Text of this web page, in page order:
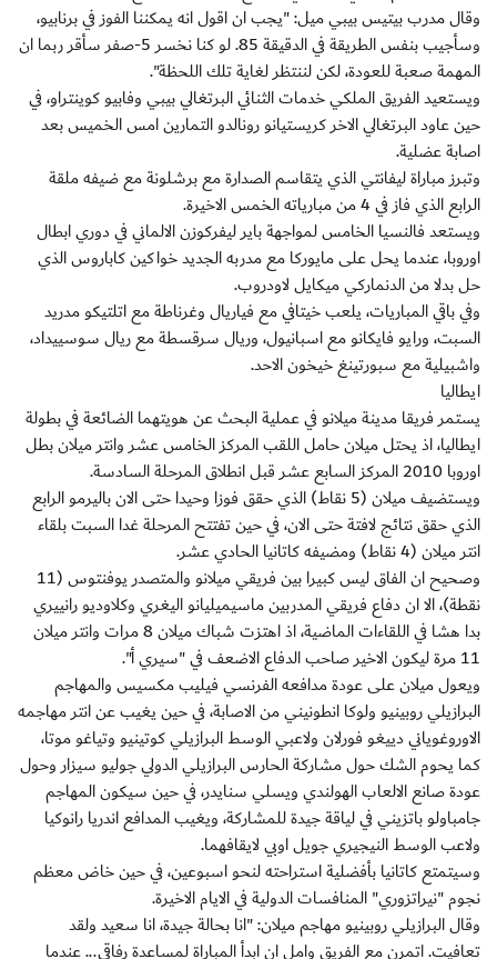
وقال مدرب بيتيس بيبي ميل: "يجب ان اقول انه يمكننا الفوز في برنابيو،
وسأجيب بنفس الطريقة في الدقيقة 85. لو كنا نخسر 5-صفر سأقر ربما ان
المهمة صعبة للعودة، لكن لننتظر لغاية تلك اللحظة".
ويستعيد الفريق الملكي خدمات الثنائي البرتغالي بيبي وفابيو كوينتراو، في
حين عاود البرتغالي الاخر كريستيانو رونالدو التمارين امس الخميس بعد
اصابة عضلية.
وتبرز مباراة ليفانتي الذي يتقاسم الصدارة مع برشلونة مع ضيفه ملقة
الرابع الذي فاز في 4 من مبارياته الخمس الاخيرة.
ويستعد فالنسيا الخامس لمواجهة باير ليفركوزن الالماني في دوري ابطال
اوروبا، عندما يحل على مايوركا مع مدربه الجديد خواكين كاباروس الذي
حل بدلا من الدنماركي ميكايل لاودروب.
وفي باقي المباريات، يلعب خيتافي مع فياريال وغرناطة مع اتلتيكو مدريد
السبت، ورايو فايكانو مع اسبانيول، وريال سرقسطة مع ريال سوسييداد،
واشبيلية مع سبورتينغ خيخون الاحد.
ايطاليا
يستمر فريقا مدينة ميلانو في عملية البحث عن هويتهما الضائعة في بطولة
ايطاليا، اذ يحتل ميلان حامل اللقب المركز الخامس عشر وانتر ميلان بطل
اوروبا 2010 المركز السابع عشر قبل انطلاق المرحلة السادسة.
ويستضيف ميلان (5 نقاط) الذي حقق فوزا وحيدا حتى الان باليرمو الرابع
الذي حقق نتائج لافتة حتى الان، في حين تفتتح المرحلة غدا السبت بلقاء
انتر ميلان (4 نقاط) ومضيفه كاتانيا الحادي عشر.
وصحيح ان الفاق ليس كبيرا بين فريقي ميلانو والمتصدر يوفنتوس (11
نقطة)، الا ان دفاع فريقي المدربين ماسيميليانو اليغري وكلاوديو رانييري
بدا هشا في اللقاءات الماضية، اذ اهتزت شباك ميلان 8 مرات وانتر ميلان
11 مرة ليكون الاخير صاحب الدفاع الاضعف في "سيري أ".
ويعول ميلان على عودة مدافعه الفرنسي فيليب مكسيس والمهاجم
البرازيلي روبينيو ولوكا انطونيني من الاصابة، في حين يغيب عن انتر مهاجمه
الاوروغوياني دييغو فورلان ولاعبي الوسط البرازيلي كوتينيو وتياغو موتا،
كما يحوم الشك حول مشاركة الحارس البرازيلي الدولي جوليو سيزار وحول
عودة صانع الالعاب الهولندي ويسلي سنايدر، في حين سيكون المهاجم
جامباولو باتزيني في لياقة جيدة للمشاركة، ويغيب المدافع اندريا رانوكيا
ولاعب الوسط النيجيري جويل اوبي لايقافهما.
وسيتمتع كاتانيا بأفضلية استراحته لنحو اسبوعين، في حين خاض معظم
نجوم "نيراتزوري" المنافسات الدولية في الايام الاخيرة.
وقال البرازيلي روبينيو مهاجم ميلان: "انا بحالة جيدة، انا سعيد ولقد
تعافيت. اتمرن مع الفريق وامل ان ابدأ المباراة لمساعدة رفاقي... عندما